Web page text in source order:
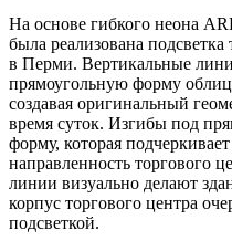
На основе гибкого неона
была реализована
в Перми. Вертикальные
прямоугольную форму
создавая оригинальный
время суток. Изгибы под
форму, которая
направленность торгового
линии визуально делают
корпус торгового центра
подсветкой.